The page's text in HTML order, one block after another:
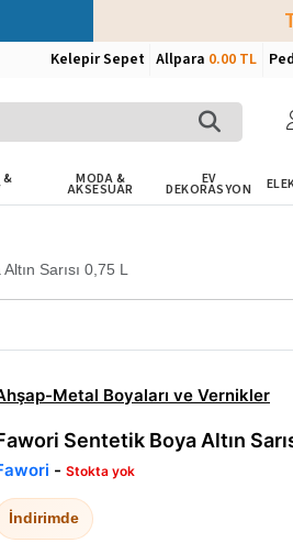
Kelepir Sepet Allpara 0.00 TL
& MODA &
AKSESUAR
EV
DEKORASYON
Sarısı 0,75 L
Metal Boyaları ve Vernikler
Sentetik Boya Altın
- Stokta yok
İndirimde